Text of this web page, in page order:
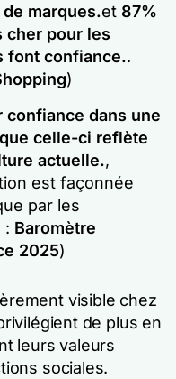
marques.et 87%
cher pour les
font confiance..
)
dans une
celle-ci reflète
actuelle.,
est façonnée
par les
: Baromètre
2025)
visible chez
de plus en
leurs valeurs
sociales.